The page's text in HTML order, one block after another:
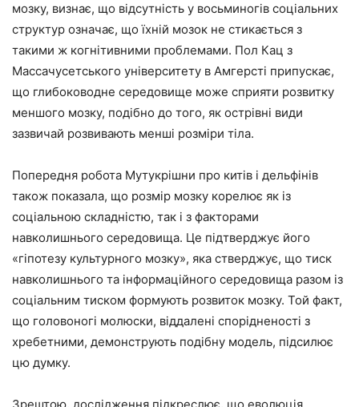
мозку, визнає, що відсутність у восьминогів соціальних
структур означає, що їхній мозок не стикається з
такими ж когнітивними проблемами. Пол Кац з
Массачусетського університету в Амгерсті припускає,
що глибоководне середовище може сприяти розвитку
меншого мозку, подібно до того, як острівні види
зазвичай розвивають менші розміри тіла.
Попередня робота Мутукрішни про китів і дельфінів
також показала, що розмір мозку корелює як із
соціальною складністю, так і з факторами
навколишнього середовища. Це підтверджує його
«гіпотезу культурного мозку», яка стверджує, що тиск
навколишнього та інформаційного середовища разом із
соціальним тиском формують розвиток мозку. Той факт,
що головоногі молюски, віддалені спорідненості з
хребетними, демонструють подібну модель, підсилює
цю думку.